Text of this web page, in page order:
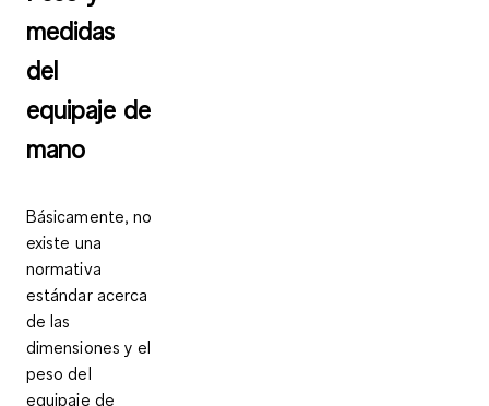
medidas
del
equipaje de
mano
Básicamente,no
existe una
normativa
estándaracerca
de las
dimensiones y el
peso del
equipaje de